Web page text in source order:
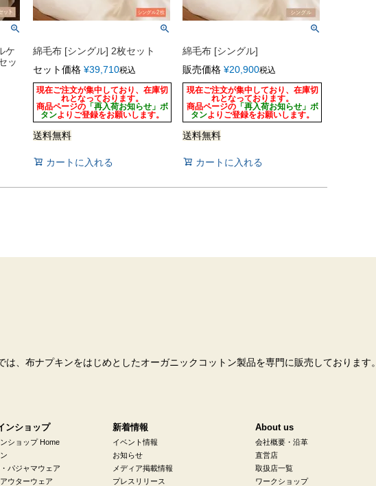
ケ
ッ
綿毛布 [シングル] 2枚セット
セット価格 ¥39,710税込
現在ご注文が集中しており、在庫切
れとなっております。
商品ページの「再入荷お知らせ」ボ
タンよりご登録をお願いします。
送料無料
カートに入れる
綿毛布 [シングル]
販売価格 ¥20,900税込
現在ご注文が集中しており、在庫切
れとなっております。
商品ページの「再入荷お知らせ」ボ
タンよりご登録をお願いします。
送料無料
カートに入れる
は、布ナプキンをはじめとしたオーガニックコットン製品を専門に販売しております。
ンショップ
ショップ Home
パジャマウェア
ウターウェア
新着情報
イベント情報
お知らせ
メディア掲載情報
プレスリリース
About us
会社概要・沿革
直営店
取扱店一覧
ワークショップ